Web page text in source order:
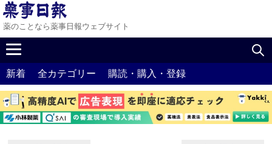
薬のことなら薬事日報ウェブサイト
新着 全カテゴリー 購読・購入・登録